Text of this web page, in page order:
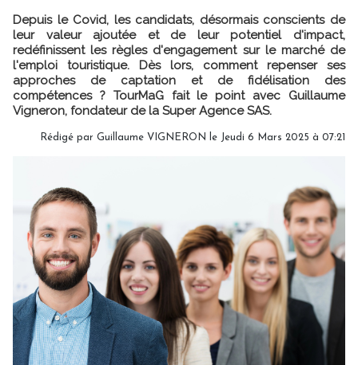
Depuis le Covid, les candidats, désormais conscients de
leur valeur ajoutée et de leur potentiel d'impact,
redéfinissent les règles d'engagement sur le marché de
l'emploi touristique. Dès lors, comment repenser ses
approches de captation et de fidélisation des
compétences ? TourMaG fait le point avec Guillaume
Vigneron, fondateur de la Super Agence SAS.
Rédigé par Guillaume VIGNERON le Jeudi 6 Mars 2025 à 07:21